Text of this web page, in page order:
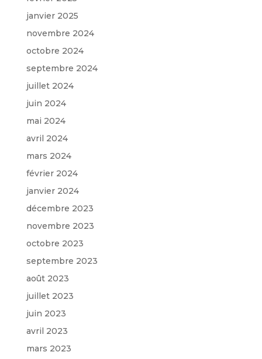
janvier 2025
novembre 2024
octobre 2024
septembre 2024
juillet 2024
juin 2024
mai 2024
avril 2024
mars 2024
février 2024
janvier 2024
décembre 2023
novembre 2023
octobre 2023
septembre 2023
août 2023
juillet 2023
juin 2023
avril 2023
mars 2023